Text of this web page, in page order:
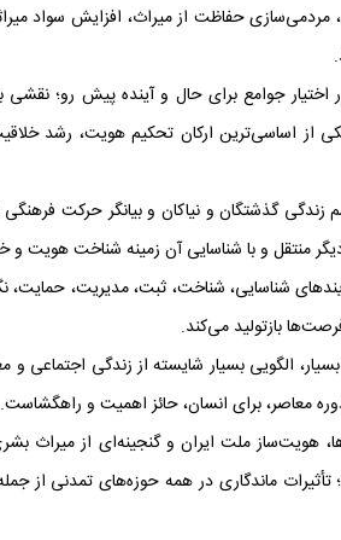
حفاظت از میراث، افزایش سواد
جوامع برای حال و آینده پیش‌ رو؛
اساسی‌ترین ارکان تحکیم هویت، رشد
گذشتگان و نیاکان و بیانگر حرکت
منتقل و با شناسایی آن زمینه شناخت هویت
شناسایی، شناخت، ثبت، مدیریت،
بازتولید می‌کند.
الگویی بسیار شایسته از زندگی
معاصر، برای انسان‌، حائز اهمیت و راهگشاست.
هویت‌ساز ملت ایران و گنجینه‌ای از
ماندگاری در همه حوزه‌های تمدنی از